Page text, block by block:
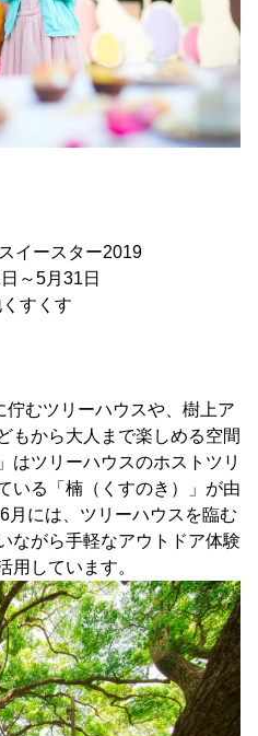
スイースター2019
日～5月31日
すくす
むツリーハウスや、樹上ア
もから大人まで楽しめる空間
はツリーハウスのホストツリ
いる「楠（くすのき）」が由
月には、ツリーハウスを臨む
ながら手軽なアウトドア体験
用しています。